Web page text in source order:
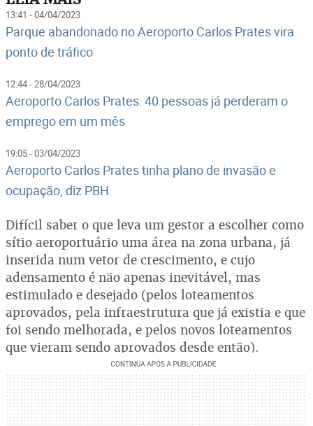
13:41 - 04/04/2023
Parque abandonado no Aeroporto Carlos Prates vira
ponto de tráfico
12:44 - 28/04/2023
Aeroporto Carlos Prates: 40 pessoas já perderam o
emprego em um mês
19:05 - 03/04/2023
Aeroporto Carlos Prates tinha plano de invasão e
ocupação, diz PBH
Difícil saber o que leva um gestor a escolher como
sítio aeroportuário uma área na zona urbana, já
inserida num vetor de crescimento, e cujo
adensamento é não apenas inevitável, mas
estimulado e desejado (pelos loteamentos
aprovados, pela infraestrutura que já existia e que
foi sendo melhorada, e pelos novos loteamentos
que vieram sendo aprovados desde então).